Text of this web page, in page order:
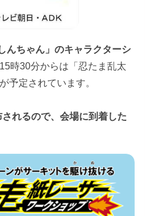
んちゃん」のキャラクターシ
時30分からは「忍たま乱太
予定されています。
れるので、会場に到着した